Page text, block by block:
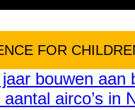
FOR
bouwen aan
airco’s in